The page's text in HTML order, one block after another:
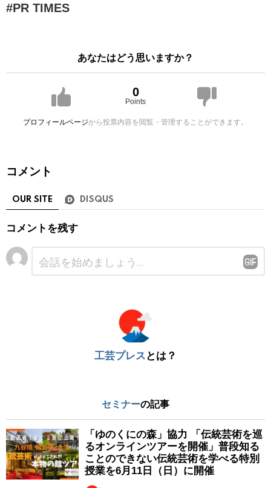
PR TIMES
あなたはどう思いますか？
0
Points
プロフィールページから投票内容を閲覧・管理することができます。
コメント
OUR SITE DISQUS
コメントを残す
工芸プレス とは？
セミナーの記事
「ゆのくにの森」協力 「伝統芸術を巡
るオンラインツアーを開催」普段知る
ことのできない伝統芸術を学べる特別
授業を6月11日（日）に開催